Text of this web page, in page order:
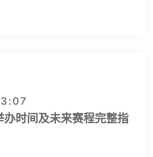
办时间及未来赛程完整指